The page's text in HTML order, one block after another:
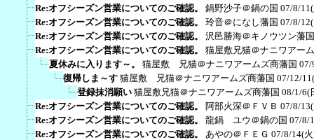
Re:オフシーズン営業についてのご確認。
鍋野沙子＠鍋の国 07/8/
Re:オフシーズン営業についてのご確認。
玲音＠になし藩国 07/8/
Re:オフシーズン営業についてのご確認。
沢邑勝海＠キノウツン藩国
Re:オフシーズン営業についてのご確認。
猫屋敷兄猫＠ナニワアー
夏休みに入ります～。
猫屋敷 兄猫＠ナニワアームズ商藩国 07/
復帰しま～す 猫屋敷 兄猫＠ナニワアームズ商藩国 07/12/
登録抹消願い 猫屋敷兄猫＠ナニワアームズ商藩国 08/1/6(
Re:オフシーズン営業についてのご確認。
阿部火深＠ＦＶＢ 07/8/
Re:オフシーズン営業についてのご確認。
龍鍋 ユウ＠鍋の国 07/8/
Re:オフシーズン営業についてのご確認。
あやの＠ＦＥＧ 07/8/14(